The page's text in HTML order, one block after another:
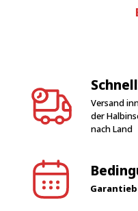
Versand
der
nach Land